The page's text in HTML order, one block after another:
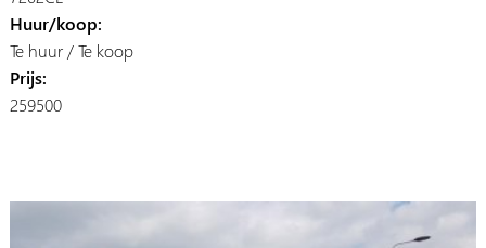
Huur/koop:
Te huur / Te koop
Prijs:
259500